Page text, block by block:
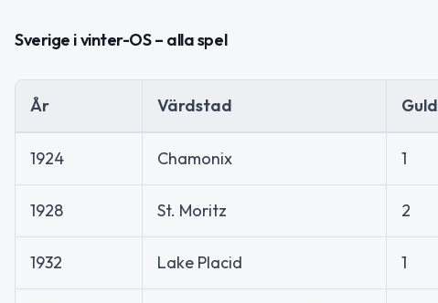
Sverige i vinter-OS – alla spel
År Värdstad Guld
1924 Chamonix 1
1928 St. Moritz 2
1932 Lake Placid 1